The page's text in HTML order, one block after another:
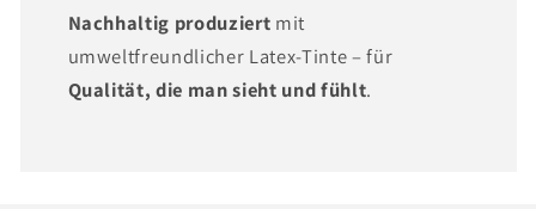
Nachhaltig produziert mit
umweltfreundlicher Latex-Tinte – für
Qualität, die man sieht und fühlt.